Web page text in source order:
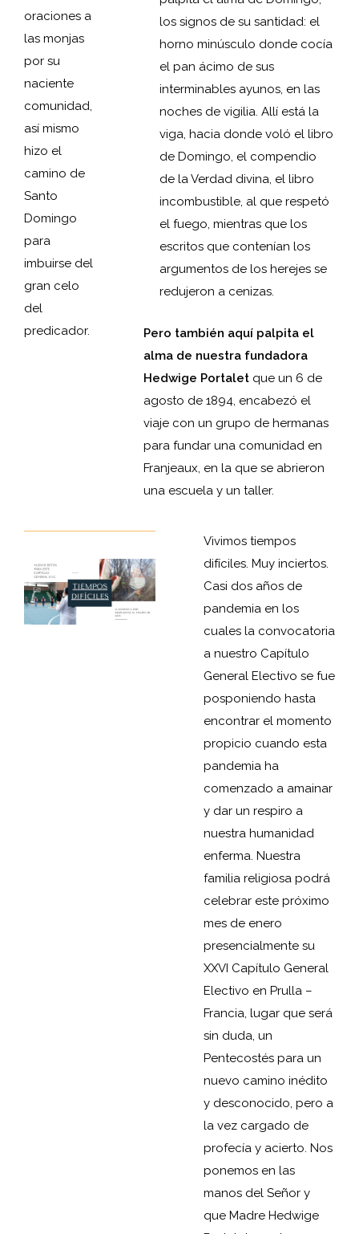
oraciones a
las monjas
por su
naciente
comunidad,
así mismo
hizo el
camino de
Santo
Domingo
para
imbuirse del
gran celo
del
predicador.
los signos de su santidad: el
horno minúsculo donde cocía
el pan ácimo de sus
interminables ayunos, en las
noches de vigilia. Allí está la
viga, hacia donde voló el libro
de Domingo, el compendio
de la Verdad divina, el libro
incombustible, al que respetó
el fuego, mientras que los
escritos que contenían los
argumentos de los herejes se
redujeron a cenizas.
Pero también aquí palpita el
alma de nuestra fundadora
Hedwige Portalet que un 6 de
agosto de 1894, encabezó el
viaje con un grupo de hermanas
para fundar una comunidad en
Franjeaux, en la que se abrieron
una escuela y un taller.
Vivimos tiempos
difíciles. Muy inciertos.
Casi dos años de
pandemia en los
cuales la convocatoria
a nuestro Capítulo
General Electivo se fue
posponiendo hasta
encontrar el momento
propicio cuando esta
pandemia ha
comenzado a amainar
y dar un respiro a
nuestra humanidad
enferma. Nuestra
familia religiosa podrá
celebrar este próximo
mes de enero
presencialmente su
XXVI Capítulo General
Electivo en Prulla –
Francia, lugar que será
sin duda, un
Pentecostés para un
nuevo camino inédito
y desconocido, pero a
la vez cargado de
profecía y acierto. Nos
ponemos en las
manos del Señor y
que Madre Hedwige